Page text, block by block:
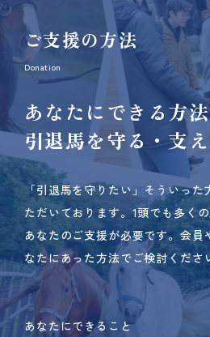
ご支援の方法
Donation
あなたにできる方
引退馬を守る・支
「引退馬を守りたい」そういった
ただいております。 1頭でも多く
あなたのご支援が必要です。 会員
なたにあった方法でご検討くださ
あなたにできること